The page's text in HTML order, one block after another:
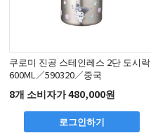
쿠로미 진공 스테인레스 2단 도시락
600ML／590320／중국
8개 소비자가 480,000원
로그인하기